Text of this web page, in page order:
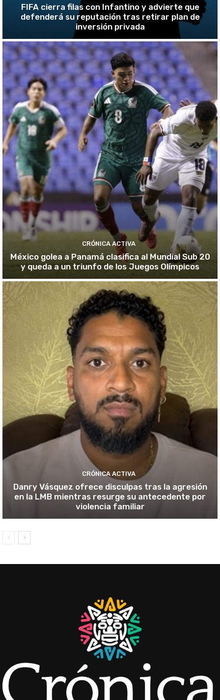
FIFA cierra filas con Infantino y advierte que
defenderá su reputación tras retirar plan de
inversión privada
CRÓNICA ACTIVA
México golea a Panamá clasifica al Mundial Sub 20
y queda a un triunfo de los Juegos Olímpicos
CRÓNICA ACTIVA
Danry Vásquez ofrece disculpas tras la agresión
en la LMB mientras resurge su antecedente por
violencia familiar